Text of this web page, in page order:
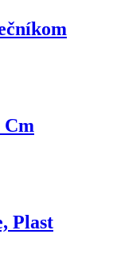
Cm
Plast